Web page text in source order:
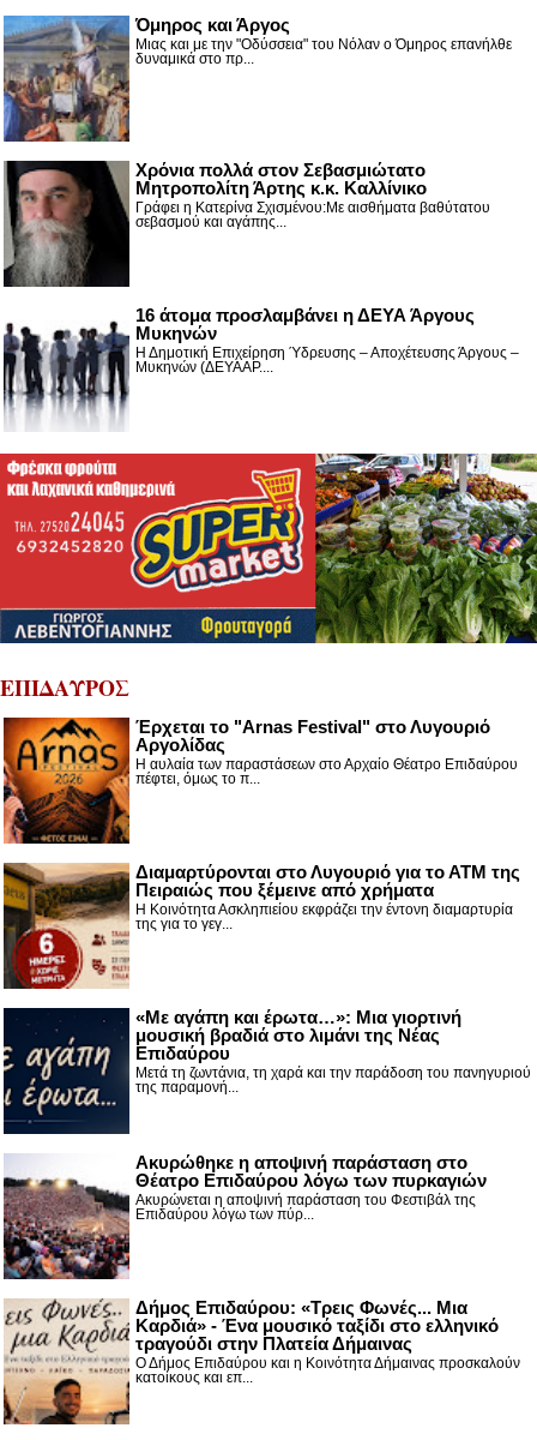
Όμηρος και Άργος
Μιας και με την "Οδύσσεια" του Νόλαν ο Όμηρος επανήλθε
δυναμικά στο πρ...
Χρόνια πολλά στον Σεβασμιώτατο
Μητροπολίτη Άρτης κ.κ. Καλλίνικο
Γράφει η Κατερίνα Σχισμένου:Με αισθήματα βαθύτατου
σεβασμού και αγάπης...
16 άτομα προσλαμβάνει η ΔΕΥΑ Άργους
Μυκηνών
Η Δημοτική Επιχείρηση Ύδρευσης – Αποχέτευσης Άργους –
Μυκηνών (ΔΕΥΑΑΡ....
ΕΠΙΔΑΥΡΟΣ
Έρχεται το "Arnas Festival" στο Λυγουριό
Αργολίδας
Η αυλαία των παραστάσεων στο Αρχαίο Θέατρο Επιδαύρου
πέφτει, όμως το π...
Διαμαρτύρονται στο Λυγουριό για το ΑΤΜ της
Πειραιώς που ξέμεινε από χρήματα
Η Κοινότητα Ασκληπιείου εκφράζει την έντονη διαμαρτυρία
της για το γεγ...
«Με αγάπη και έρωτα…»: Μια γιορτινή
μουσική βραδιά στο λιμάνι της Νέας
Επιδαύρου
Μετά τη ζωντάνια, τη χαρά και την παράδοση του πανηγυριού
της παραμονή...
Ακυρώθηκε η αποψινή παράσταση στο
Θέατρο Επιδαύρου λόγω των πυρκαγιών
Ακυρώνεται η αποψινή παράσταση του Φεστιβάλ της
Επιδαύρου λόγω των πύρ...
Δήμος Επιδαύρου: «Τρεις Φωνές... Μια
Καρδιά» - Ένα μουσικό ταξίδι στο ελληνικό
τραγούδι στην Πλατεία Δήμαινας
Ο Δήμος Επιδαύρου και η Κοινότητα Δήμαινας προσκαλούν
κατοίκους και επ...